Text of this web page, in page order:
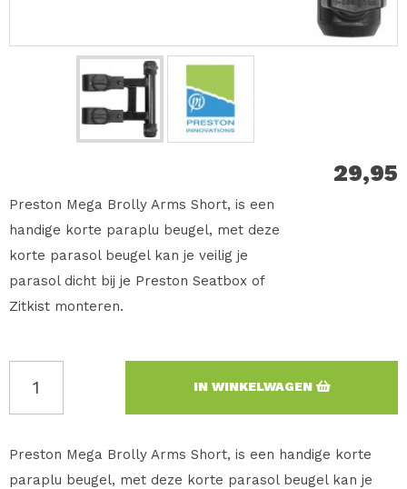
29,95
Preston Mega Brolly Arms Short, is een
handige korte paraplu beugel, met deze
korte parasol beugel kan je veilig je
parasol dicht bij je Preston Seatbox of
Zitkist monteren.
IN WINKELWAGEN
Preston Mega Brolly Arms Short, is een handige korte
paraplu beugel, met deze korte parasol beugel kan je